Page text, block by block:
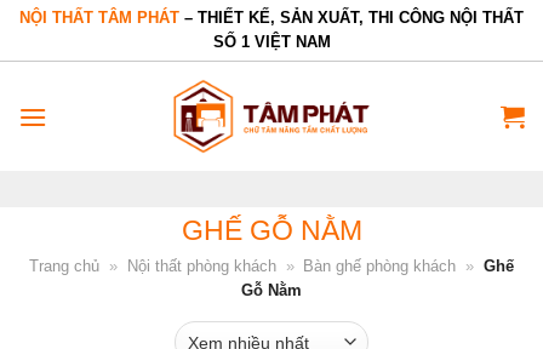
Bỏ
dung
NỘI THẤT TÂM PHÁT – THIẾT KẾ, SẢN XUẤT, THI CÔNG NỘI THẤT
SỐ 1 VIỆT NAM
GHẾ GỖ NẰM
Trang chủ » Nội thất phòng khách » Bàn ghế phòng khách » Ghế
Gỗ Nằm